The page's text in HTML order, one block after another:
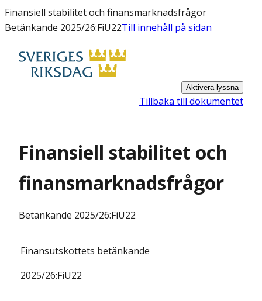
Finansiell stabilitet och finansmarknadsfrågor
Betänkande 2025/26:FiU22Till innehåll på sidan
Aktivera lyssna
Tillbaka till dokumentet
Finansiell stabilitet och
finansmarknadsfrågor
Betänkande 2025/26:FiU22
Finansutskottets betänkande
2025/26:FiU22